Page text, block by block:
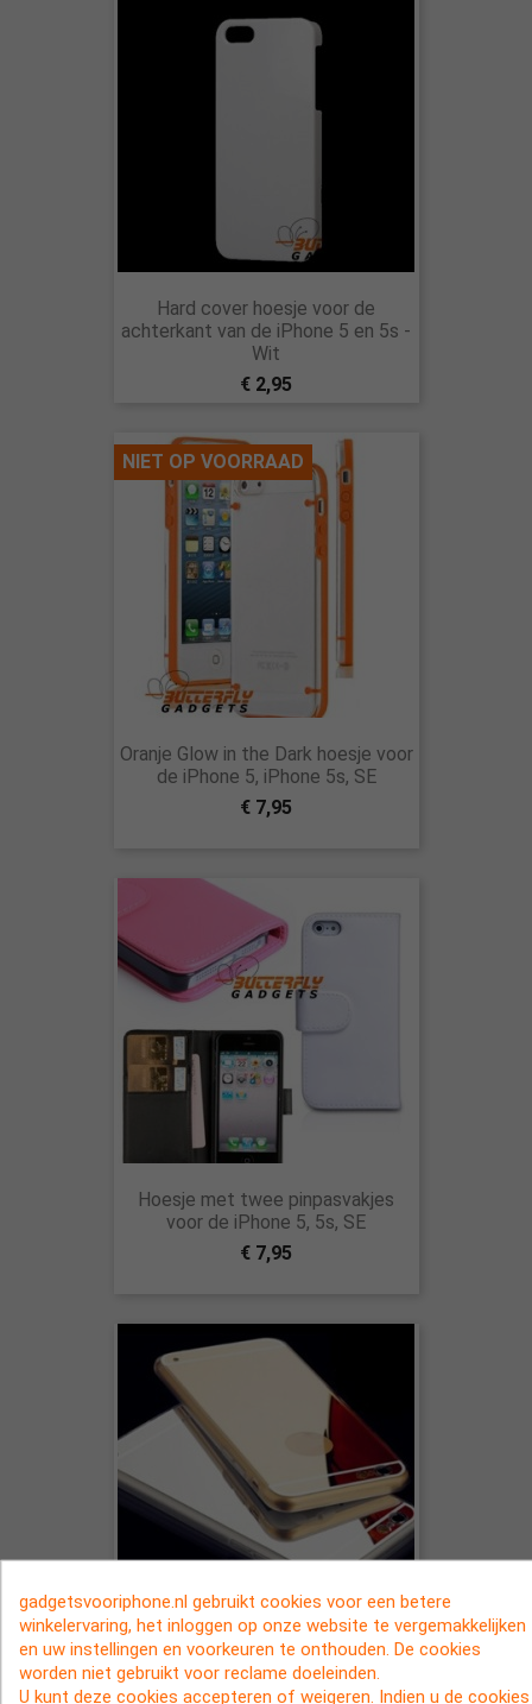
Hard cover hoesje voor de
achterkant van de iPhone 5 en 5s -
Wit
€ 2,95
Oranje Glow in the Dark hoesje voor
de iPhone 5, iPhone 5s, SE
€ 7,95
NIET OP VOORRAAD
Hoesje met twee pinpasvakjes
voor de iPhone 5, 5s, SE
€ 7,95
Spiegelend hoesje voor de iPhone
5, 5s, SE Zilver
€ 6,95
gadgetsvooriphone.nl gebruikt cookies voor een betere
winkelervaring, het inloggen op onze website te vergemakkelijken
en uw instellingen en voorkeuren te onthouden. De cookies
worden niet gebruikt voor reclame doeleinden.
U kunt deze cookies accepteren of weigeren. Indien u de cookies